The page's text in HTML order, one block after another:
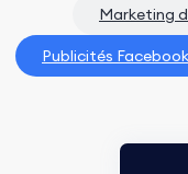
Marketing
Publicités Facebook